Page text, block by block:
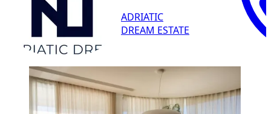
ADRIATIC
DREAM ESTATE